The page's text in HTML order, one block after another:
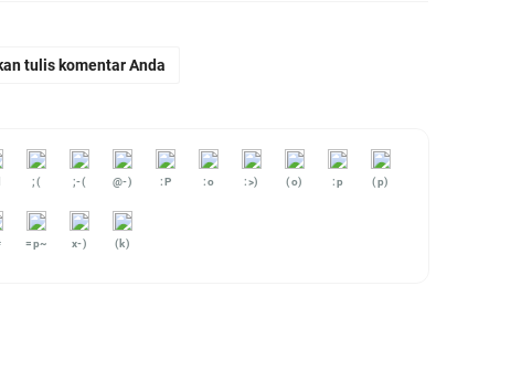
tulis komentar Anda
;( ;-( @-) :P :o :>) (o) :p (p)
=p~ x-) (k)